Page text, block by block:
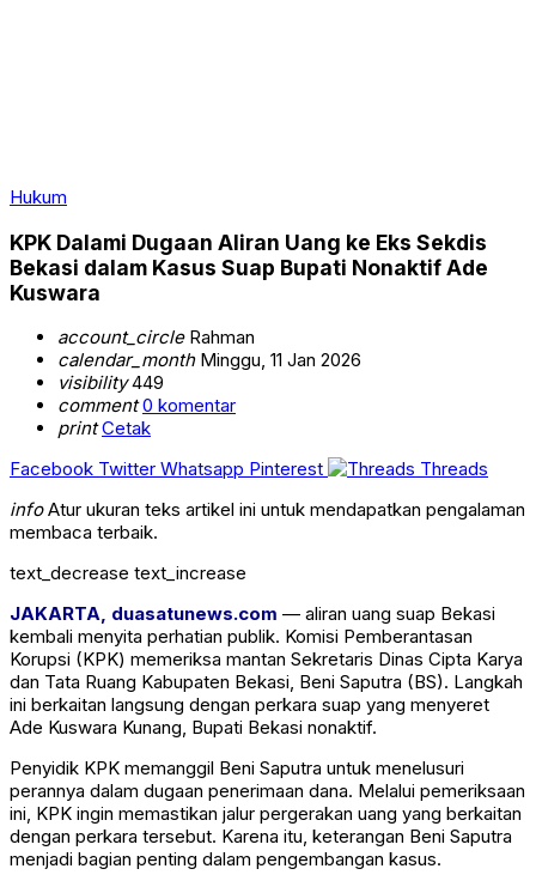
Hukum
KPK Dalami Dugaan Aliran Uang ke Eks Sekdis
Bekasi dalam Kasus Suap Bupati Nonaktif Ade
Kuswara
account_circleRahman
calendar_monthMinggu, 11 Jan 2026
visibility449
comment 0 komentar
print Cetak
Facebook Twitter Whatsapp Pinterest
Threads
infoAtur ukuran teks artikel ini untuk mendapatkan pengalaman
membaca terbaik.
text_decrease text_increase
JAKARTA, duasatunews.com — aliran uang suap Bekasi
kembali menyita perhatian publik. Komisi Pemberantasan
Korupsi (KPK) memeriksa mantan Sekretaris Dinas Cipta Karya
dan Tata Ruang Kabupaten Bekasi, Beni Saputra (BS). Langkah
ini berkaitan langsung dengan perkara suap yang menyeret
Ade Kuswara Kunang, Bupati Bekasi nonaktif.
Penyidik KPK memanggil Beni Saputra untuk menelusuri
perannya dalam dugaan penerimaan dana. Melalui pemeriksaan
ini, KPK ingin memastikan jalur pergerakan uang yang berkaitan
dengan perkara tersebut. Karena itu, keterangan Beni Saputra
menjadi bagian penting dalam pengembangan kasus.